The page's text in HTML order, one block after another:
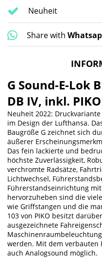
Neuheit
Share with
G Sound-E-Lok
DB IV, inkl.
Neuheit 2022:
im Design der Lufthansa.
Baugröße G zeichnet sich
äußerer
Das fein lackierte und
höchste Zuverlässigkeit,
verchromte Radsätze,
Lichtwechsel,
Führerstandseinrichtung
hervorzuheben sind die
wie Griffstangen und die
103 von PIKO besitzt
ausgezeichnete
werden. Mit dem verbauten
auch Analogsound möglich.